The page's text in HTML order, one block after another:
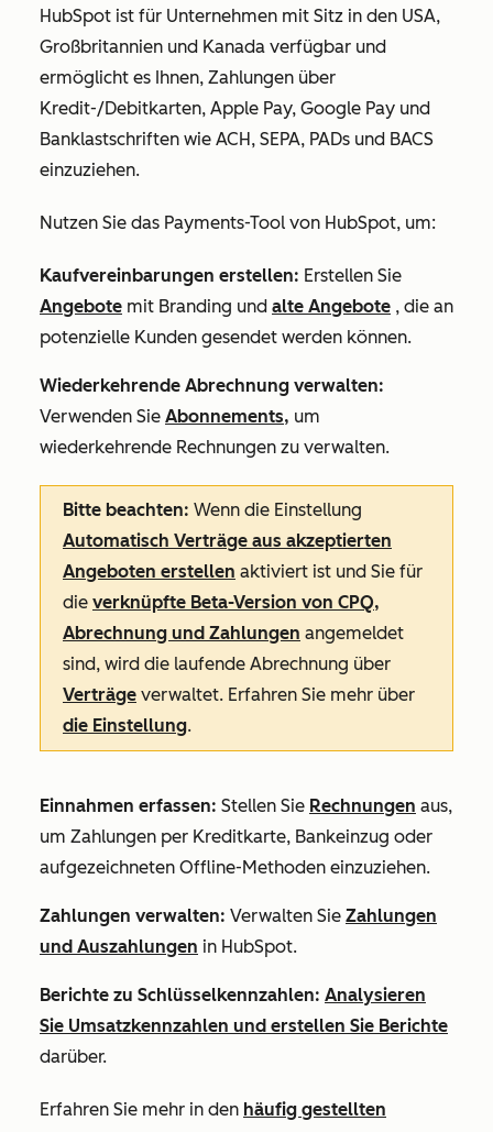
HubSpot ist für Unternehmen mit Sitz in den USA,
Großbritannien und Kanada verfügbar und
ermöglicht es Ihnen, Zahlungen über
Kredit-/Debitkarten, Apple Pay, Google Pay und
Banklastschriften wie ACH, SEPA, PADs und BACS
einzuziehen.
Nutzen Sie das Payments-Tool von HubSpot, um:
Kaufvereinbarungen erstellen: Erstellen Sie
Angebote mit Branding und alte Angebote , die an
potenzielle Kunden gesendet werden können.
Wiederkehrende Abrechnung verwalten:
Verwenden Sie Abonnements, um
wiederkehrende Rechnungen zu verwalten.
Bitte beachten: Wenn die Einstellung
Automatisch Verträge aus akzeptierten
Angeboten erstellen aktiviert ist und Sie für
die verknüpfte Beta-Version von CPQ,
Abrechnung und Zahlungen angemeldet
sind, wird die laufende Abrechnung über
Verträge verwaltet. Erfahren Sie mehr über
die Einstellung.
Einnahmen erfassen: Stellen Sie Rechnungen aus,
um Zahlungen per Kreditkarte, Bankeinzug oder
aufgezeichneten Offline-Methoden einzuziehen.
Zahlungen verwalten: Verwalten Sie Zahlungen
und Auszahlungen in HubSpot.
Berichte zu Schlüsselkennzahlen: Analysieren
Sie Umsatzkennzahlen und erstellen Sie Berichte
darüber.
Erfahren Sie mehr in den häufig gestellten